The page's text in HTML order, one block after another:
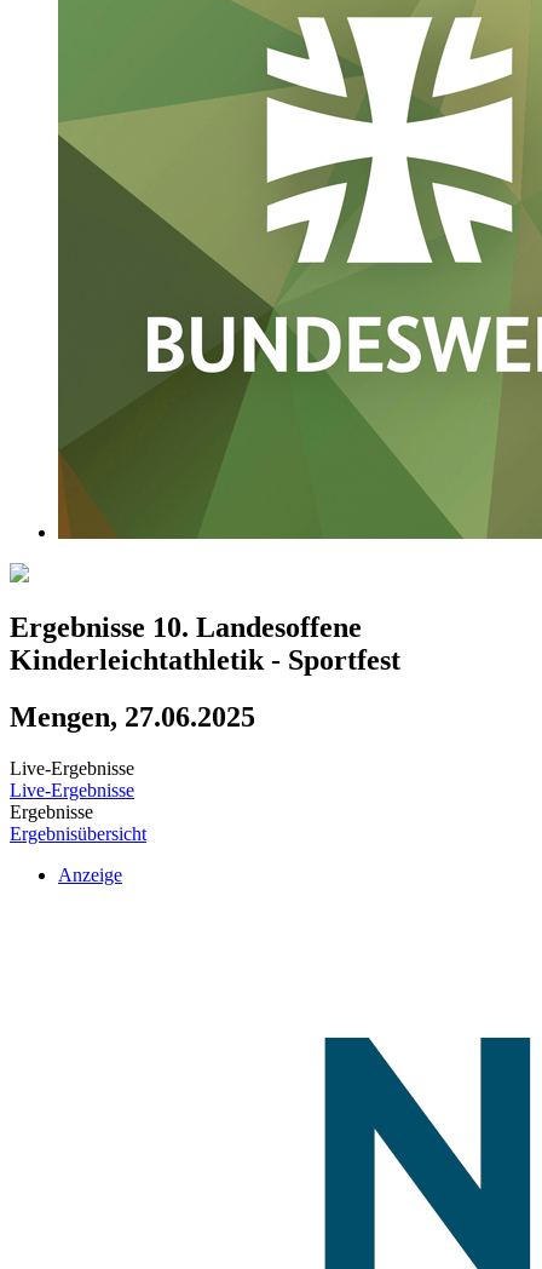
Ergebnisse 10. Landesoffene
Kinderleichtathletik - Sportfest
Mengen, 27.06.2025
Live-Ergebnisse
Live-Ergebnisse
Ergebnisse
Ergebnisübersicht
Anzeige